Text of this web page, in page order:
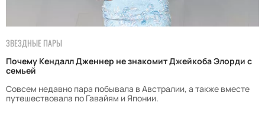
ЗВЕЗДНЫЕ ПАРЫ
Почему Кендалл Дженнер не знакомит Джейкоба Элорди с
семьей
Совсем недавно пара побывала в Австралии, а также вместе
путешествовала по Гавайям и Японии.